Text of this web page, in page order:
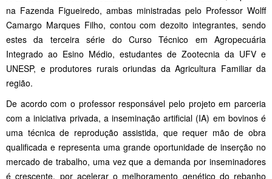
na Fazenda Figueiredo, ambas ministradas pelo Professor Wolff
Camargo Marques Filho, contou com dezoito integrantes, sendo
estes da terceira série do Curso Técnico em Agropecuária
Integrado ao Esino Médio, estudantes de Zootecnia da UFV e
UNESP, e produtores rurais oriundas da Agricultura Familiar da
região.
De acordo com o professor responsável pelo projeto em parceria
com a iniciativa privada, a inseminação artificial (IA) em bovinos é
uma técnica de reprodução assistida, que requer mão de obra
qualificada e representa uma grande oportunidade de inserção no
mercado de trabalho, uma vez que a demanda por inseminadores
é crescente, por acelerar o melhoramento genético do rebanho